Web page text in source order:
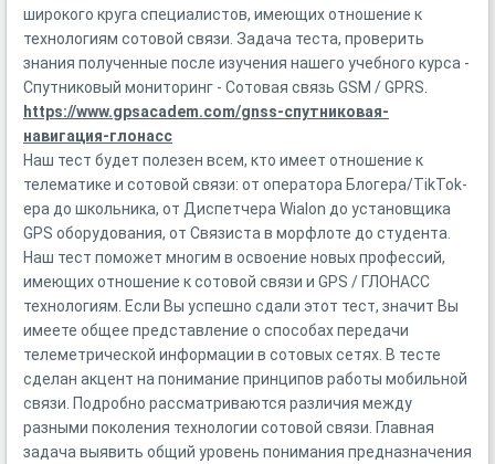
широкого круга специалистов, имеющих отношение к
технологиям сотовой связи. Задача теста, проверить
знания полученные после изучения нашего учебного курса -
Спутниковый мониторинг - Сотовая связь GSM / GPRS.
https://www.gpsacadem.com/gnss-спутниковая-
навигация-глонасс
Наш тест будет полезен всем, кто имеет отношение к
телематике и сотовой связи: от оператора Блогера/TikTok-
ера до школьника, от Диспетчера Wialon до установщика
GPS оборудования, от Связиста в морфлоте до студента.
Наш тест поможет многим в освоение новых профессий,
имеющих отношение к сотовой связи и GPS / ГЛОНАСС
технологиям. Если Вы успешно сдали этот тест, значит Вы
имеете общее представление о способах передачи
телеметрической информации в сотовых сетях. В тесте
сделан акцент на понимание принципов работы мобильной
связи. Подробно рассматриваются различия между
разными поколения технологии сотовой связи. Главная
задача выявить общий уровень понимания предназначения